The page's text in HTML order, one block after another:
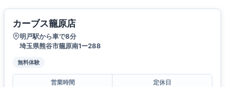
カーブス籠原店
明戸駅から車で8分
埼玉県熊谷市籠原南1ー288
無料体験
営業時間
定休日